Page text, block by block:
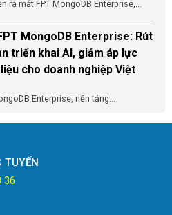
ra mắt FPT MongoDB Enterprise,...
MongoDB Enterprise: Rút
triển khai AI, giảm áp lực
cho doanh nghiệp Việt
Enterprise, nền tảng...
36